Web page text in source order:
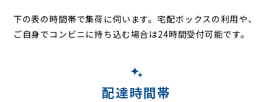
下の表の時間帯で集荷に伺います。宅配ボックスの利用や、
ご自身でコンビニに持ち込む場合は24時間受付可能です。
配達時間帯